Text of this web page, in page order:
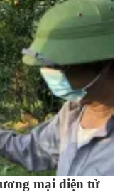
mại điện tử